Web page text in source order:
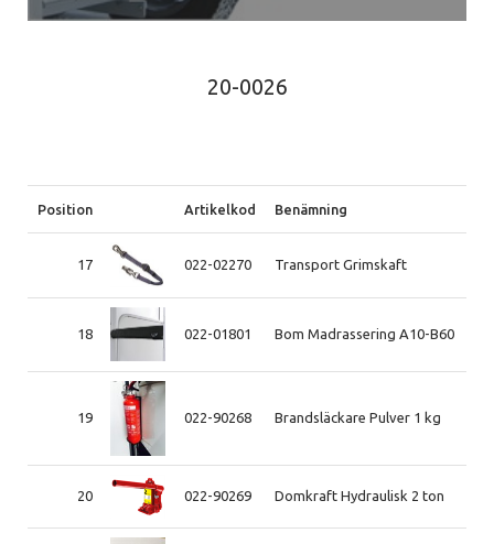
20-0026
Position Artikelkod Benämning
17 022-02270 Transport Grimskaft
18 022-01801 Bom Madrassering A10-B60
19 022-90268 Brandsläckare Pulver 1 kg
20 022-90269 Domkraft Hydraulisk 2 ton